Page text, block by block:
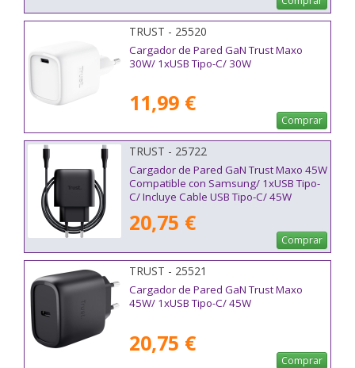
TRUST - 25520
Cargador de Pared GaN Trust Maxo
30W/ 1xUSB Tipo-C/ 30W
11,99 €
Comprar
TRUST - 25722
Cargador de Pared GaN Trust Maxo 45W
Compatible con Samsung/ 1xUSB Tipo-
C/ Incluye Cable USB Tipo-C/ 45W
20,75 €
Comprar
TRUST - 25521
Cargador de Pared GaN Trust Maxo
45W/ 1xUSB Tipo-C/ 45W
20,75 €
Comprar